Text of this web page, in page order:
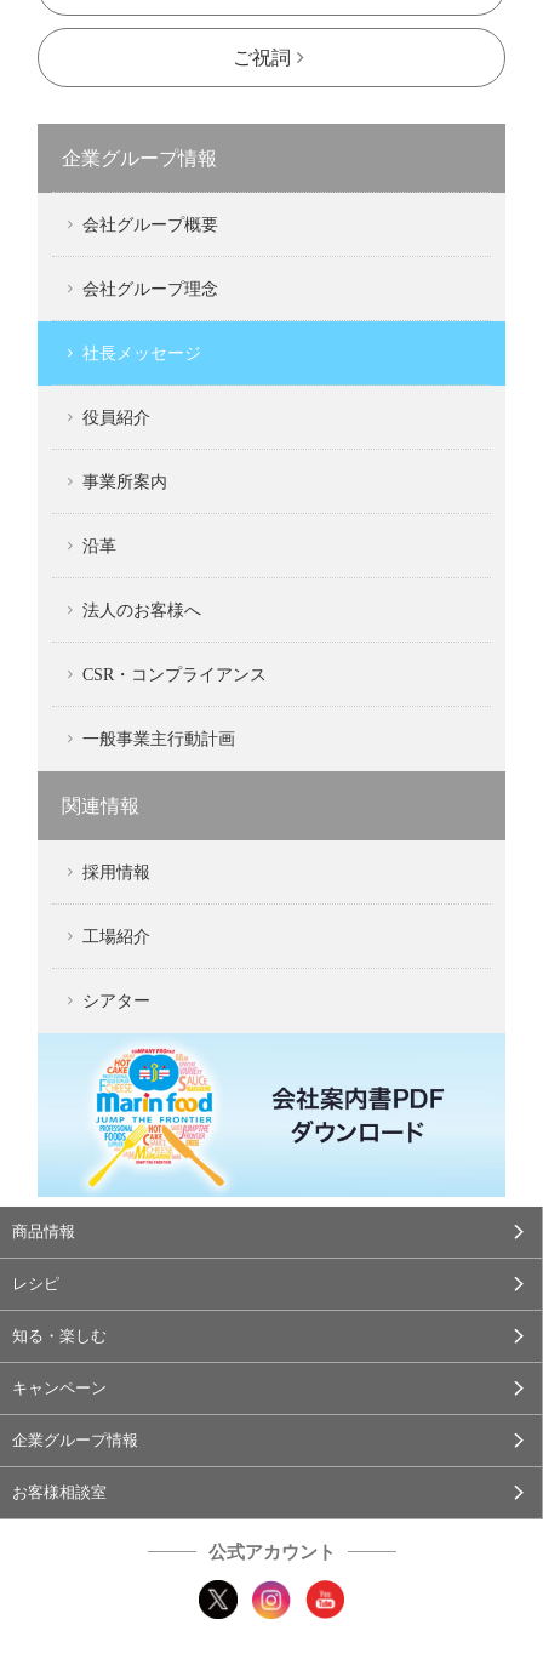
ご祝詞
企業グループ情報
会社グループ概要
会社グループ理念
社長メッセージ
役員紹介
事業所案内
沿革
法人のお客様へ
CSR・コンプライアンス
一般事業主行動計画
関連情報
採用情報
工場紹介
シアター
商品情報
レシピ
知る・楽しむ
キャンペーン
企業グループ情報
お客様相談室
公式アカウント